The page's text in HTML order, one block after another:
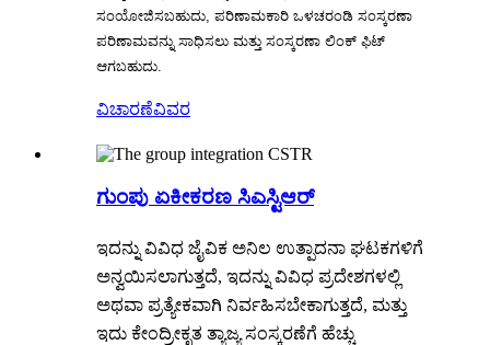
ಸಂಯೋಜಿಸಬಹುದು, ಪರಿಣಾಮಕಾರಿ ಒಳಚರಂಡಿ ಸಂಸ್ಕರಣಾ
ಪರಿಣಾಮವನ್ನು ಸಾಧಿಸಲು ಮತ್ತು ಸಂಸ್ಕರಣಾ ಲಿಂಕ್ ಫಿಟ್
ಆಗಬಹುದು.
ವಿಚಾರಣೆವಿವರ
ಗುಂಪು ಏಕೀಕರಣ ಸಿಎಸ್ಟಿಆರ್
ಇದನ್ನು ವಿವಿಧ ಜೈವಿಕ ಅನಿಲ ಉತ್ಪಾದನಾ ಘಟಕಗಳಿಗೆ
ಅನ್ವಯಿಸಲಾಗುತ್ತದೆ, ಇದನ್ನು ವಿವಿಧ ಪ್ರದೇಶಗಳಲ್ಲಿ
ಅಥವಾ ಪ್ರತ್ಯೇಕವಾಗಿ ನಿರ್ವಹಿಸಬೇಕಾಗುತ್ತದೆ, ಮತ್ತು
ಇದು ಕೇಂದ್ರೀಕೃತ ತ್ಯಾಜ್ಯ ಸಂಸ್ಕರಣೆಗೆ ಹೆಚ್ಚು